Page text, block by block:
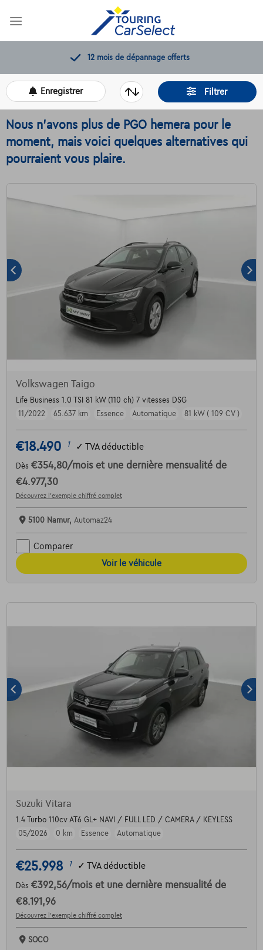
12 mois de dépannage offerts
Filtrer
Enregistrer
Nous n'avons plus de PGO hemera pour le
moment, mais voici quelques alternatives qui
pourraient vous plaire.
Volkswagen Taigo
Life Business 1.0 TSI 81 kW (110 ch) 7 vitesses DSG
11/2022
65.637 km Essence Automatique 81 kW ( 109 CV )
€18.490 1 ✓ TVA déductible
Dès €354,80/mois et une dernière mensualité de
€4.977,30
Découvrez l’exemple chiffré complet
5100 Namur, Automaz24
Comparer
Voir le véhicule
Suzuki Vitara
1.4 Turbo 110cv AT6 GL+ NAVI / FULL LED / CAMERA / KEYLESS
05/2026
0 km Essence Automatique
€25.998 1 ✓ TVA déductible
Dès €392,56/mois et une dernière mensualité de
€8.191,96
Découvrez l’exemple chiffré complet
SOCO